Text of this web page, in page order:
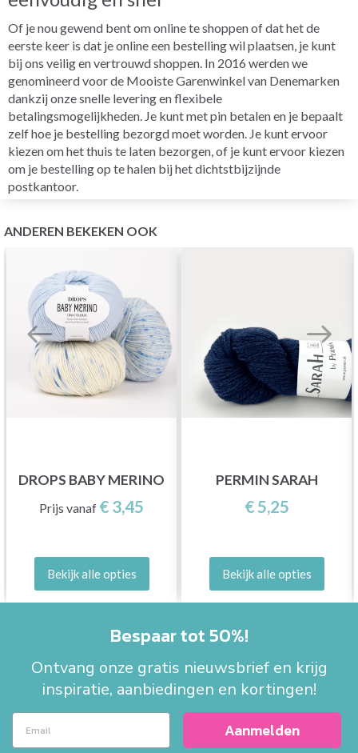
Of je nou gewend bent om online te shoppen of dat het de
eerste keer is dat je online een bestelling wil plaatsen, je kunt
bij ons veilig en vertrouwd shoppen. In 2016 werden we
genomineerd voor de Mooiste Garenwinkel van Denemarken
dankzij onze snelle levering en flexibele
betalingsmogelijkheden. Je kunt met pin betalen en je bepaalt
zelf hoe je bestelling bezorgd moet worden. Je kunt ervoor
kiezen om het thuis te laten bezorgen, of je kunt ervoor kiezen
om je bestelling op te halen bij het dichtstbijzijnde
postkantoor.
ANDEREN BEKEKEN OOK
DROPS BABY MERINO
Prijs vanaf € 3,45
Bekijk alle opties
PERMIN SARAH
€ 5,25
Bekijk alle opties
Bespaar tot 50%!
Ontvang onze gratis nieuwsbrief en krijg
inspiratie, aanbiedingen en kortingen!
Aanmelden